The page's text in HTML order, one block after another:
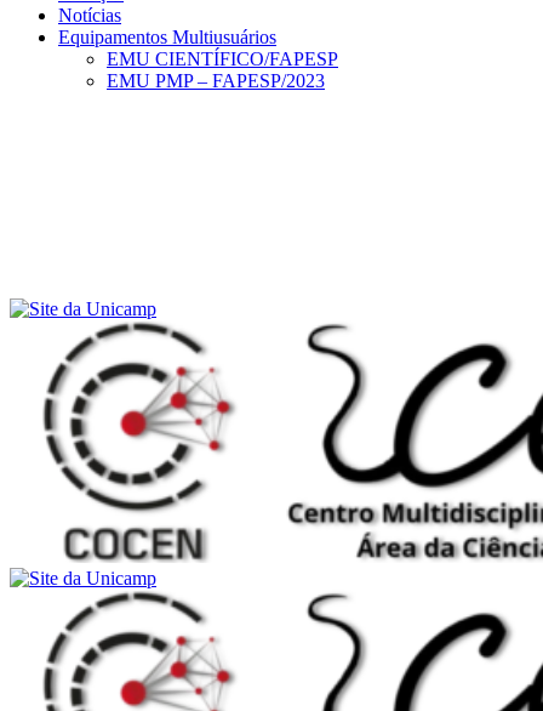
Notícias
Equipamentos Multiusuários
EMU CIENTÍFICO/FAPESP
EMU PMP – FAPESP/2023